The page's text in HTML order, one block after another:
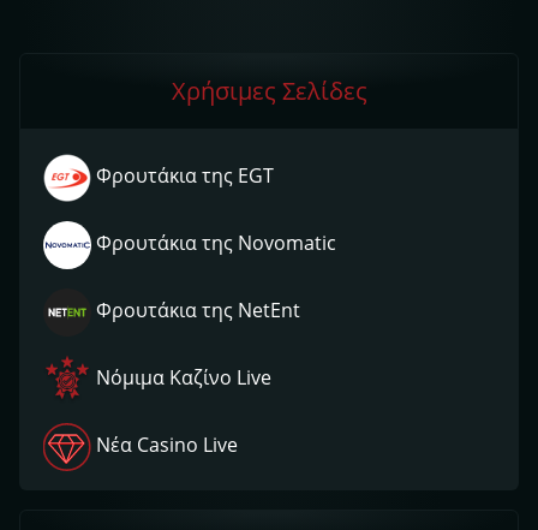
Χρήσιμες Σελίδες
Φρουτάκια της EGT
Φρουτάκια της Novomatic
Φρουτάκια της NetEnt
Νόμιμα Kαζίνο Live
Νέα Casino Live